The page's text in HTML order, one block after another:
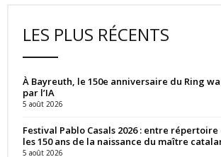
LES PLUS RÉCENTS
À Bayreuth, le 150e anniversaire du Ring
par l’IA
5 août 2026
Festival Pablo Casals 2026 : entre
les 150 ans de la naissance du maître
5 août 2026